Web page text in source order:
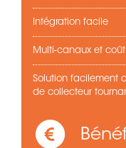
Intégration facile
Multi-canaux et
Solution facilement
de collecteur